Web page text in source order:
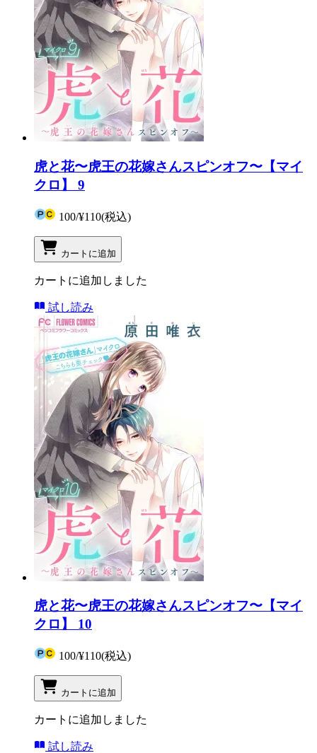
虎と花〜虎王の花嫁さんスピンオフ〜【マイ
クロ】 9
100/¥110(税込)
カートに追加
カートに追加しました
試し読み
虎と花〜虎王の花嫁さんスピンオフ〜【マイ
クロ】 10
100/¥110(税込)
カートに追加
カートに追加しました
試し読み